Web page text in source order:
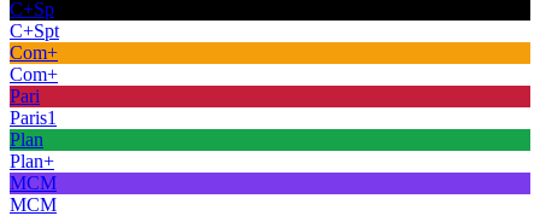
C+Sp
C+Spt
Com+
Com+
Pari
Paris1
Plan
Plan+
MCM
MCM